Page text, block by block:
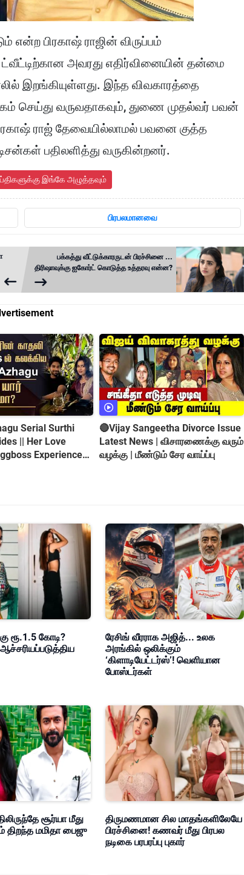
பிரகாஷ் ராஜின் விருப்பம்
அவரது எதிர்வினையின் தன்மை
இறங்கியுள்ளது. இந்த விவகாரத்தை
செய்து வருவதாகவும், துணை முதல்வர் பவன்
ராஜ் தேவையில்லாமல் பவனை குத்த
பதிலளித்து வருகின்றனர்.
இங்கே அழுத்தவும்
பிரபலமானவை
பக்கத்து வீட்டுக்காரருடன் பிரச்சினை ...
திரிஷாவுக்கு ஐகோர்ட் கொடுத்த உத்தரவு என்ன?
Serial Surthi
|| Her Love
Experience
🔴Vijay Sangeetha Divorce Issue
Latest News | விசாரணைக்கு வரும்
வழக்கு | மீண்டும் சேர வாய்ப்பு
ரூ.1.5 கோடி?
ரேசிங் வீரராக அஜித்... உலக
அரங்கில் ஒலிக்கும்
‘கிளாடியேட்டர்ஸ்’! வெளியான
போஸ்டர்கள்
சூர்யா மீது
திறந்த மமிதா பைஜு
திருமணமான சில மாதங்களிலேயே
பிரச்சினை! கணவர் மீது பிரபல
நடிகை பரபரப்பு புகார்